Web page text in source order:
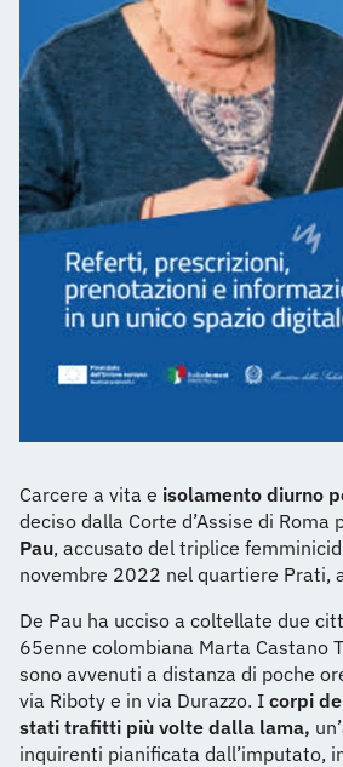
Carcere a vita e isolamento diurno
deciso dalla Corte d’Assise di Roma
Pau, accusato del triplice
novembre 2022 nel quartiere Prati,
De Pau ha ucciso a coltellate due
65enne colombiana Marta Castano
sono avvenuti a distanza di poche
via Riboty e in via Durazzo. I corpi
stati trafitti più volte dalla lama,
inquirenti pianificata dall’imputato,